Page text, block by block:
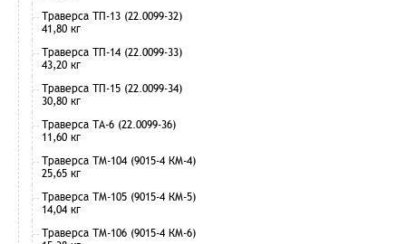
Траверса ТП-13 (22.0099-32)
41,80 кг
Траверса ТП-14 (22.0099-33)
43,20 кг
Траверса ТП-15 (22.0099-34)
30,80 кг
Траверса ТА-6 (22.0099-36)
11,60 кг
Траверса ТМ-104 (9015-4 КМ-4)
25,65 кг
Траверса ТМ-105 (9015-4 КМ-5)
14,04 кг
Траверса ТМ-106 (9015-4 КМ-6)